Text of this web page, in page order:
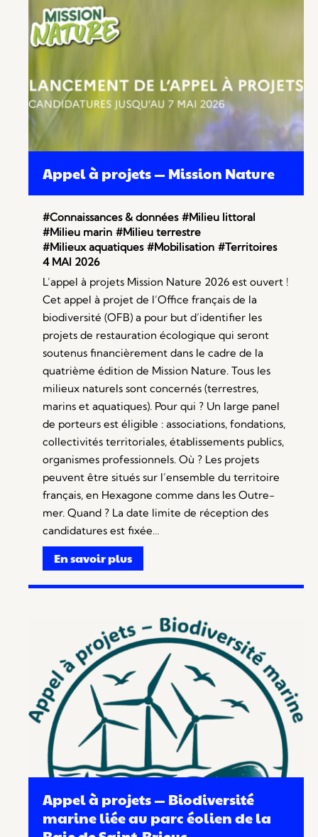
Appel à projets — Mission Nature
#Connaissances & données #Milieu littoral
#Milieu marin #Milieu terrestre
#Milieux aquatiques #Mobilisation #Territoires
4 MAI 2026
L’appel à projets Mission Nature 2026 est ouvert !
Cet appel à projet de l’Office français de la
biodiversité (OFB) a pour but d’identifier les
projets de restauration écologique qui seront
soutenus financièrement dans le cadre de la
quatrième édition de Mission Nature. Tous les
milieux naturels sont concernés (terrestres,
marins et aquatiques). Pour qui ? Un large panel
de porteurs est éligible : associations, fondations,
collectivités territoriales, établissements publics,
organismes professionnels. Où ? Les projets
peuvent être situés sur l’ensemble du territoire
français, en Hexagone comme dans les Outre-
mer. Quand ? La date limite de réception des
candidatures est fixée…
En savoir plus
Appel à projets — Biodiversité
marine liée au parc éolien de la